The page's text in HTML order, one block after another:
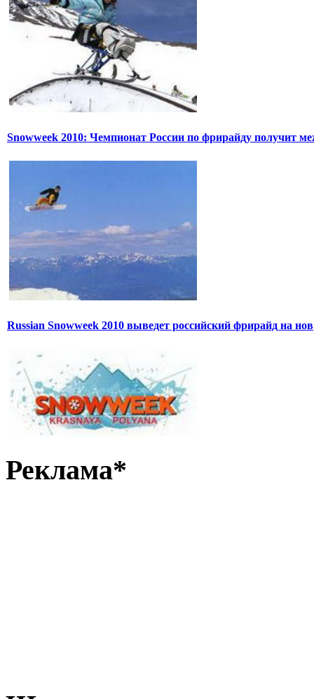
Snowweek 2010: Чемпионат России по фрирайду получит
Russian Snowweek 2010 выведет российский фрирайд на нов
Реклама*